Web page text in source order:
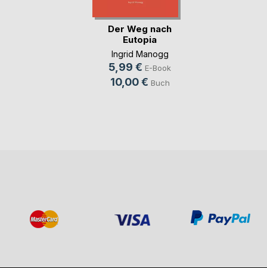
Der Weg nach
Eutopia
Ingrid Manogg
5,99 € E-Book
10,00 € Buch